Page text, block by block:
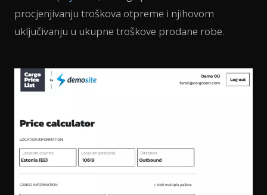
procjenjivanju troškova otpreme i njihovom
uključivanju u ukupne troškove prodane robe.